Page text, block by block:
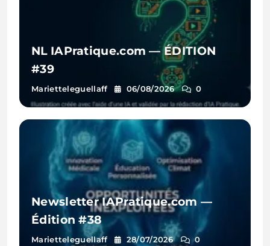
NL IAPratique.com — ÉDITION
#39
Marietteleguellaff 06/08/2026 0
Newsletter IAPratique.com —
Édition #38
Marietteleguellaff 28/07/2026 0